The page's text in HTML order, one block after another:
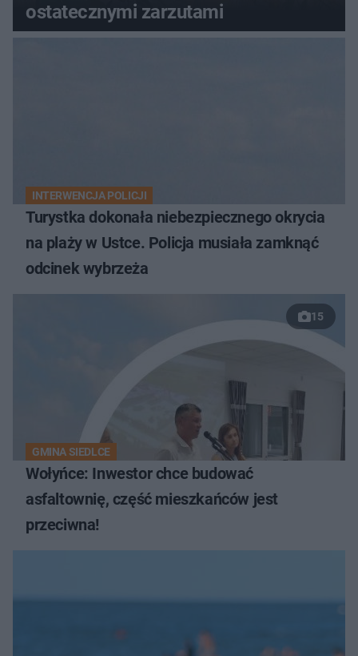
ostatecznymi zarzutami
INTERWENCJA POLICJI
Turystka dokonała niebezpiecznego okrycia
na plaży w Ustce. Policja musiała zamknąć
odcinek wybrzeża
15
GMINA SIEDLCE
Wołyńce: Inwestor chce budować
asfaltownię, część mieszkańców jest
przeciwna!